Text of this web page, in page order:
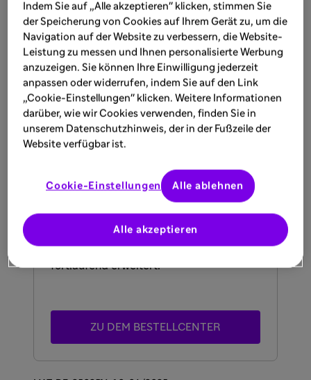
Dieses Kontaktformular ist nicht für
allgemeine Therapieanfragen oder für
die Meldung unerwünschter
Begleiterscheinungen der Therapie
bestimmt. Bitte kontaktieren Sie dafür
unsereMedizinische Information.
Im Sanofi Bestellcenter können Sie eine
Vielzahl an Materialien kostenlos
bestellen und downloaden. Das Portfolio
in unserem Bestellcenter wird
fortlaufend erweitert.
ZU DEM BESTELLCENTER
Indem Sie auf „Alle akzeptieren" klicken, stimmen Sie
der Speicherung von Cookies auf Ihrem Gerät zu, um die
Navigation auf der Website zu verbessern, die Website-
Leistung zu messen und Ihnen personalisierte Werbung
anzuzeigen. Sie können Ihre Einwilligung jederzeit
anpassen oder widerrufen, indem Sie auf den Link
„Cookie-Einstellungen" klicken. Weitere Informationen
darüber, wie wir Cookies verwenden, finden Sie in
unserem Datenschutzhinweis, der in der Fußzeile der
Website verfügbar ist.
Cookie-Einstellungen
Alle akzeptieren
Alle ablehnen